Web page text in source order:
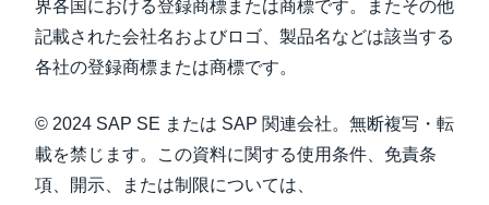
界各国における登録商標または商標です。またその他
記載された会社名およびロゴ、製品名などは該当する
各社の登録商標または商標です。
© 2024 SAP SE または SAP 関連会社。無断複写・転
載を禁じます。この資料に関する使用条件、免責条
項、開示、または制限については、